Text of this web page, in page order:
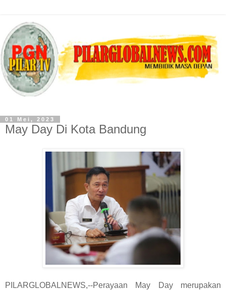
01 Mei, 2023
May Day Di Kota Bandung
PILARGLOBALNEWS,--Perayaan May Day merupakan